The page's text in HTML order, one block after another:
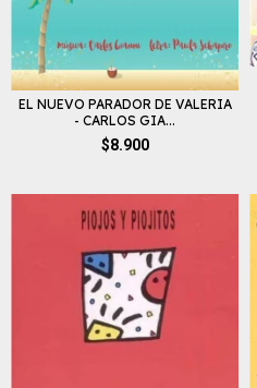
EL NUEVO PARADOR DE VALERIA
- CARLOS GIA...
$8.900